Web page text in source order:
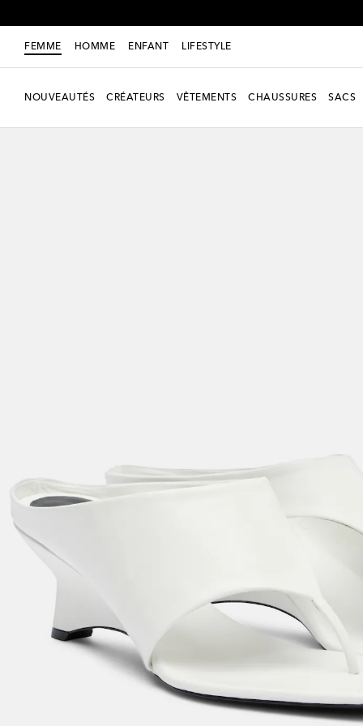
FEMME HOMME ENFANT LIFESTYLE
NOUVEAUTÉS CRÉATEURS VÊTEMENTS CHAUSSURES SACS